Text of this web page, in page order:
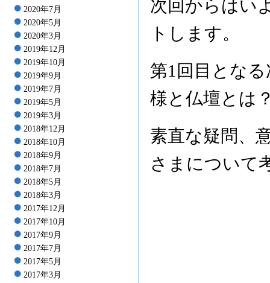
2020年7月
2020年5月
2020年3月
2019年12月
2019年10月
2019年9月
2019年7月
2019年5月
2019年3月
2018年12月
2018年10月
2018年9月
2018年7月
2018年5月
2018年3月
2017年12月
2017年10月
2017年9月
2017年7月
2017年5月
2017年3月
次回からはい
トします。
第1回目とな
様と仏壇とは
素直な疑問、
さまについて